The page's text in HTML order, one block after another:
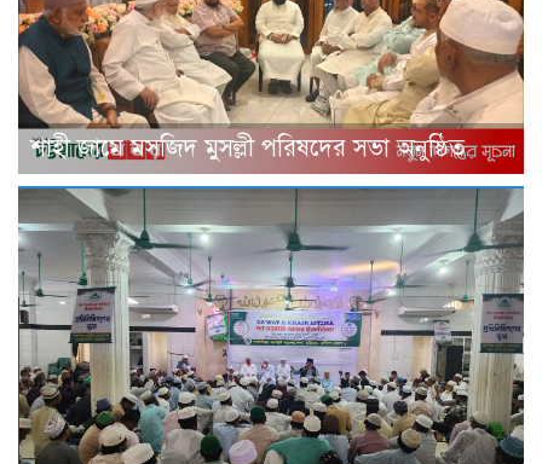
শাহী জামে মসজিদ মুসল্লী পরিষদের সভা অনুষ্ঠিত